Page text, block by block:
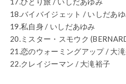
18.バイバイジェット / いしだあ
19.私自身 / いしだあゆみ
20.ミスター・スモウク
21.恋のウォーミングアップ / 大
22.クレイジーマン / 大滝裕子